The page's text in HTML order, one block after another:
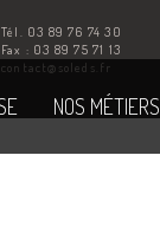
NOS MÉTIERS
Tél. 03 89 76 74 30
Fax : 03 89 75 71 13
contact@soleds.fr